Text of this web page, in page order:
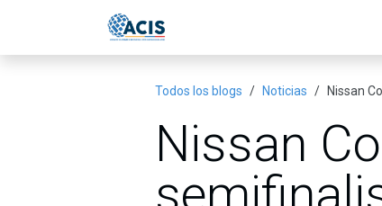
Todos los blogs Noticias Nissan
Nissan